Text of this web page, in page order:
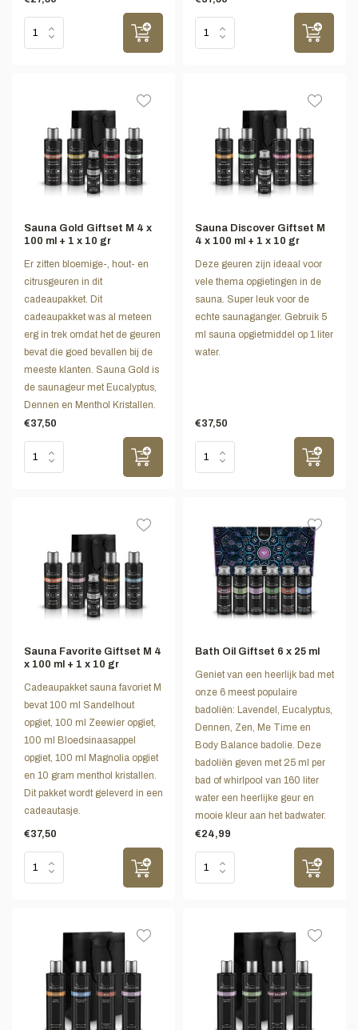
Sauna Gold Giftset M 4 x
100 ml + 1 x 10 gr
Er zitten bloemige-, hout- en
citrusgeuren in dit
cadeaupakket. Dit
cadeaupakket was al meteen
erg in trek omdat het de geuren
bevat die goed bevallen bij de
meeste klanten. Sauna Gold is
de saunageur met Eucalyptus,
Dennen en Menthol Kristallen.
€37,50
Sauna Discover Giftset M
4 x 100 ml + 1 x 10 gr
Deze geuren zijn ideaal voor
vele thema opgietingen in de
sauna. Super leuk voor de
echte saunaganger. Gebruik 5
ml sauna opgietmiddel op 1 liter
water.
€37,50
Sauna Favorite Giftset M 4
x 100 ml + 1 x 10 gr
Cadeaupakket sauna favoriet M
bevat 100 ml Sandelhout
opgiet, 100 ml Zeewier opgiet,
100 ml Bloedsinaasappel
opgiet, 100 ml Magnolia opgiet
en 10 gram menthol kristallen.
Dit pakket wordt geleverd in een
cadeautasje.
€37,50
Bath Oil Giftset 6 x 25 ml
Geniet van een heerlijk bad met
onze 6 meest populaire
badoliën: Lavendel, Eucalyptus,
Dennen, Zen, Me Time en
Body Balance badolie. Deze
badoliën geven met 25 ml per
bad of whirlpool van 160 liter
water een heerlijke geur en
mooie kleur aan het badwater.
€24,99